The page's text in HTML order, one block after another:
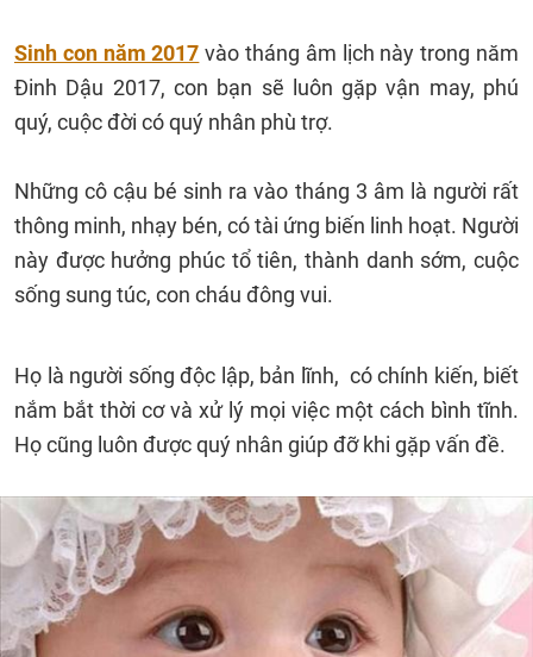
Sinh con năm 2017 vào tháng âm lịch này trong năm
Đinh Dậu 2017, con bạn sẽ luôn gặp vận may, phú
quý, cuộc đời có quý nhân phù trợ.
Những cô cậu bé sinh ra vào tháng 3 âm là người rất
thông minh, nhạy bén, có tài ứng biến linh hoạt. Người
này được hưởng phúc tổ tiên, thành danh sớm, cuộc
sống sung túc, con cháu đông vui.
Họ là người sống độc lập, bản lĩnh, có chính kiến, biết
nắm bắt thời cơ và xử lý mọi việc một cách bình tĩnh.
Họ cũng luôn được quý nhân giúp đỡ khi gặp vấn đề.